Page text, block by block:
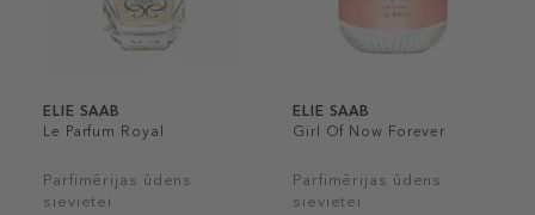
ELIE SAAB
Le Parfum Royal
Parfimērijas ūdens
sievietei
ELIE SAAB
Girl Of Now Forever
Parfimērijas ūdens
sievietei